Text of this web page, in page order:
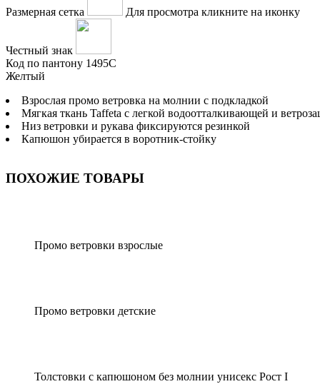
Размерная сетка Для просмотра кликните на иконку
Честный знак
Код по пантону 1495C
Желтый
Взрослая промо ветровка на молнии с подкладкой
Мягкая ткань Taffeta с легкой водоотталкивающей и
Низ ветровки и рукава фиксируются резинкой
Капюшон убирается в воротник-стойку
ПОХОЖИЕ ТОВАРЫ
Промо ветровки взрослые
Промо ветровки детские
Толстовки с капюшоном без молнии унисекс Рост I